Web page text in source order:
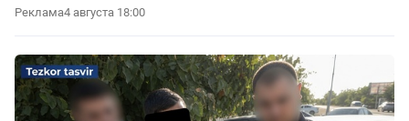
Реклама4 августа 18:00